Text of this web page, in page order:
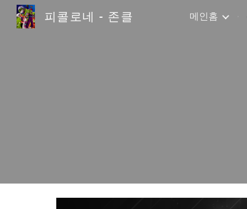
피콜로네 - 존클 메인홈